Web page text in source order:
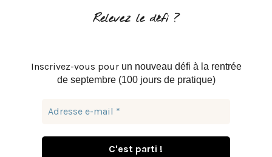
Relevez le défi ?
Inscrivez-vous pour un nouveau défi à la rentrée
de septembre (100 jours de pratique)